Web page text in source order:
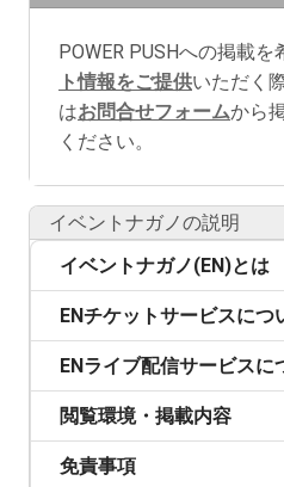
POWER PUSHへの掲載
ト情報をご提供いただく
はお問合せフォームから
ください。
イベントナガノの説明
イベントナガノ(EN)とは
ENチケットサービスにつ
ENライブ配信サービスに
閲覧環境・掲載内容
免責事項